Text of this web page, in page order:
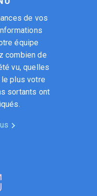
de vos
équipe
combien de
vu, quelles
plus votre
sortants ont